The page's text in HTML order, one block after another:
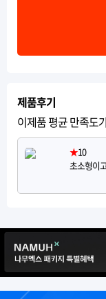
제품후기
이제품 평균 만족도
★10
초소형이